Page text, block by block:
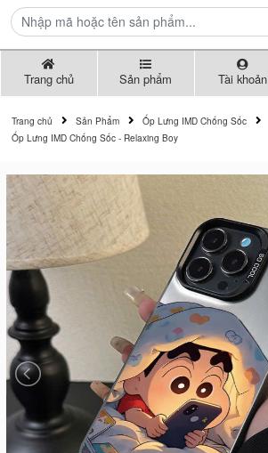
Trang chủ Sản phẩm Tài khoản
Trang chủ Sản Phẩm
Ốp Lưng IMD Chống Sốc
Ốp Lưng IMD Chống Sốc - Relaxing Boy